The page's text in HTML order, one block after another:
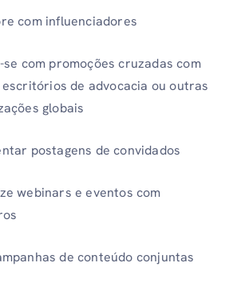
com influenciadores
se com promoções cruzadas com
de advocacia ou outras
globais
postagens de convidados
webinars e eventos com
de conteúdo conjuntas